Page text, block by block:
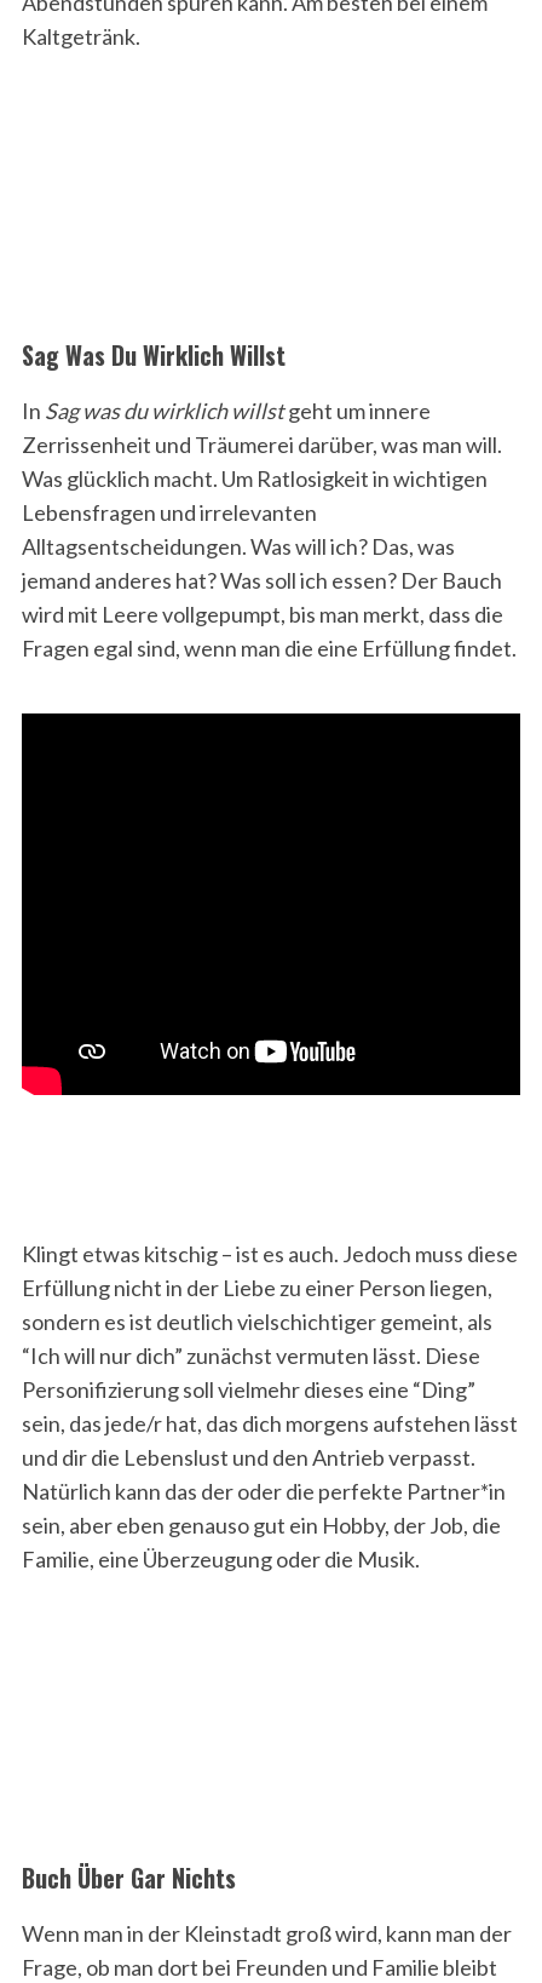
Kaltgetränk.
Sag Was Du Wirklich Willst
In Sag was du wirklich willstgeht um innere
Zerrissenheit und Träumerei darüber, was man will.
Was glücklich macht. Um Ratlosigkeit in wichtigen
Lebensfragen und irrelevanten
Alltagsentscheidungen. Was will ich? Das, was
jemand anderes hat? Was soll ich essen? Der Bauch
wird mit Leere vollgepumpt, bis man merkt, dass die
Fragen egal sind, wenn man die eine Erfüllung findet.
Klingt etwas kitschig – ist es auch. Jedoch muss diese
Erfüllung nicht in der Liebe zu einer Person liegen,
sondern es ist deutlich vielschichtiger gemeint, als
“Ich will nur dich” zunächst vermuten lässt. Diese
Personifizierung soll vielmehr dieses eine “Ding”
sein, das jede/r hat, das dich morgens aufstehen lässt
und dir die Lebenslust und den Antrieb verpasst.
Natürlich kann das der oder die perfekte Partner*in
sein, aber eben genauso gut ein Hobby, der Job, die
Familie, eine Überzeugung oder die Musik.
Buch Über Gar Nichts
Wenn man in der Kleinstadt groß wird, kann man der
Frage, ob man dort bei Freunden und Familie bleibt